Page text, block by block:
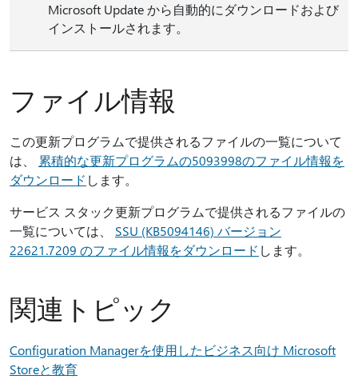
Microsoft Update から自動的にダウンロードおよび
インストールされます。
ファイル情報
この更新プログラムで提供されるファイルの一覧について
は、 累積的な更新プログラムの5093998のファイル情報を
ダウンロード します。
サービス スタック更新プログラムで提供されるファイルの
一覧については、 SSU (KB5094146) バージョン
22621.7209 のファイル情報をダウンロード します。
関連トピック
Configuration Managerを使用したビジネス向け Microsoft
Storeと教育